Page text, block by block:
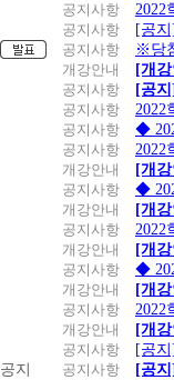
공지사항
2022
공지사항
[공
공지사항
※당
개강안내
[개
공지사항
[공
공지사항
2022
공지사항
◆
공지사항
2022
개강안내
[개
공지사항
◆
개강안내
[개
공지사항
2022
개강안내
[개
공지사항
◆
개강안내
[개
공지사항
2022
개강안내
[개
공지사항
[공
공지
공지사항
[공